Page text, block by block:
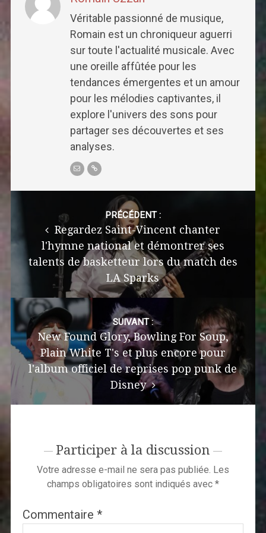
Véritable passionné de musique,
Romain est un chroniqueur aguerri
sur toute l'actualité musicale. Avec
une oreille affûtée pour les
tendances émergentes et un amour
pour les mélodies captivantes, il
explore l'univers des sons pour
partager ses découvertes et ses
analyses.
navigation
PRÉCÉDENT :
Regardez Saint-Vincent chanter
l'hymne national et démontrer ses
talents de basketteur lors du match des
LA Sparks
SUIVANT :
New Found Glory, Bowling For Soup,
Plain White T's et plus encore pour
l'album officiel de reprises pop punk de
Disney
Participer à la discussion
Votre adresse e-mail ne sera pas publiée. Les
champs obligatoires sont indiqués avec *
Commentaire *